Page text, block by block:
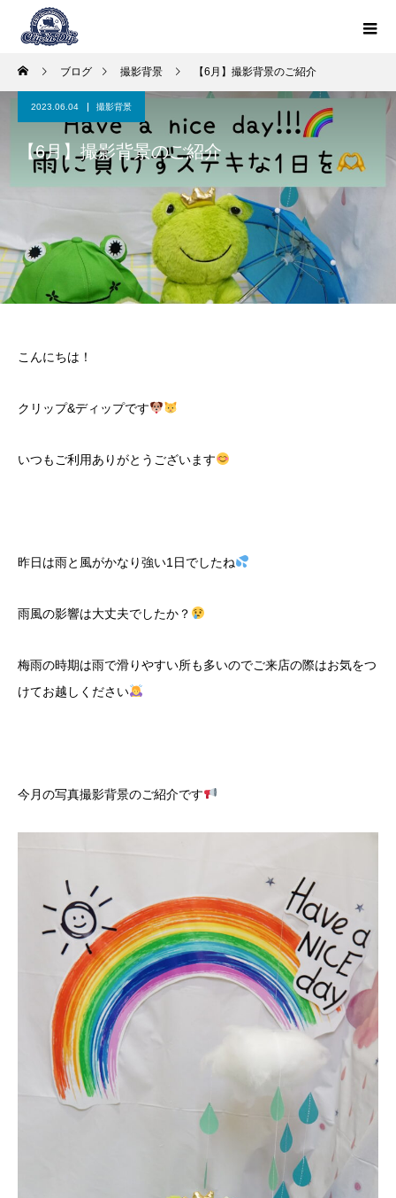
ブログ 撮影背景 【6月】撮影背景のご紹介
2023.06.04 撮影背景
【6月】撮影背景のご紹介
こんにちは！
クリップ&ディップです
いつもご利用ありがとうございます
昨日は雨と風がかなり強い1日でしたね
雨風の影響は大丈夫でしたか？
梅雨の時期は雨で滑りやすい所も多いのでご来店の際はお気をつ
けてお越しください
今月の写真撮影背景のご紹介です